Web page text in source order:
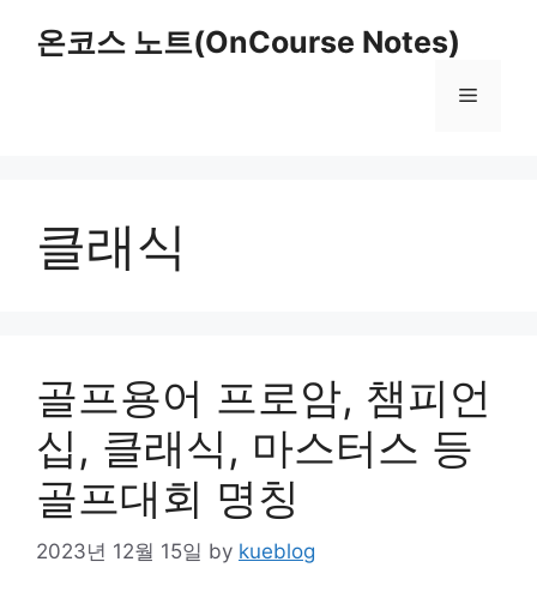
온코스 노트(OnCourse Notes)
Menu
클래식
골프용어 프로암, 챔피언
십, 클래식, 마스터스 등
골프대회 명칭
2023년 12월 15일 by kueblog